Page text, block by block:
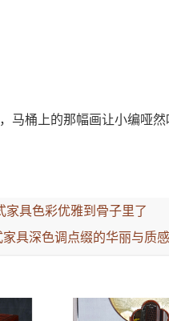
马桶上的那幅画让小编哑然
家具色彩优雅到骨子里了
家具深色调点缀的华丽与质感